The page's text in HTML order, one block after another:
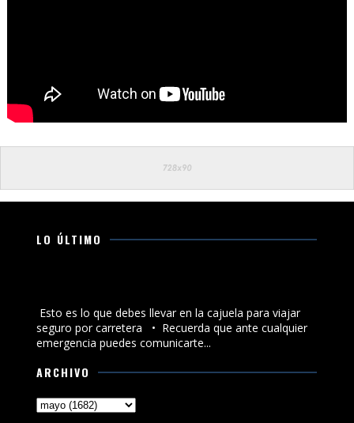
LO ÚLTIMO
Esto es lo que debes llevar en la cajuela para viajar
seguro por carretera •⁠ ⁠Recuerda que ante cualquier
emergencia puedes comunicarte...
ARCHIVO